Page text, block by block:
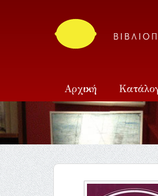
Αρχική
Επικοινωνία